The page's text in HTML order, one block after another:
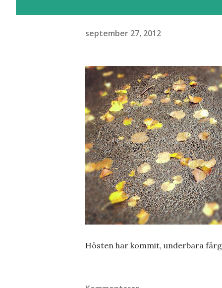
september 27, 2012
Hösten har kommit, underbara